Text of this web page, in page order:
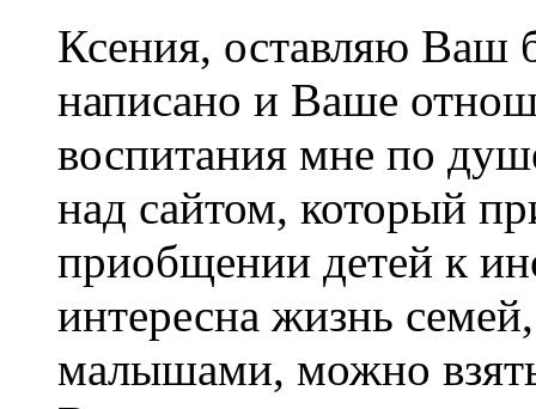
Ксения, оставляю Ваш
написано и Ваше
воспитания мне по
над сайтом, который
приобщении детей к
интересна жизнь
малышами, можно